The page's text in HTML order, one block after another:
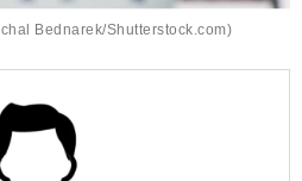
Bednarek/Shutterstock.com)